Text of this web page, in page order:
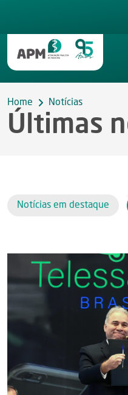
Home Notícias
Últimas
Notícias em destaque